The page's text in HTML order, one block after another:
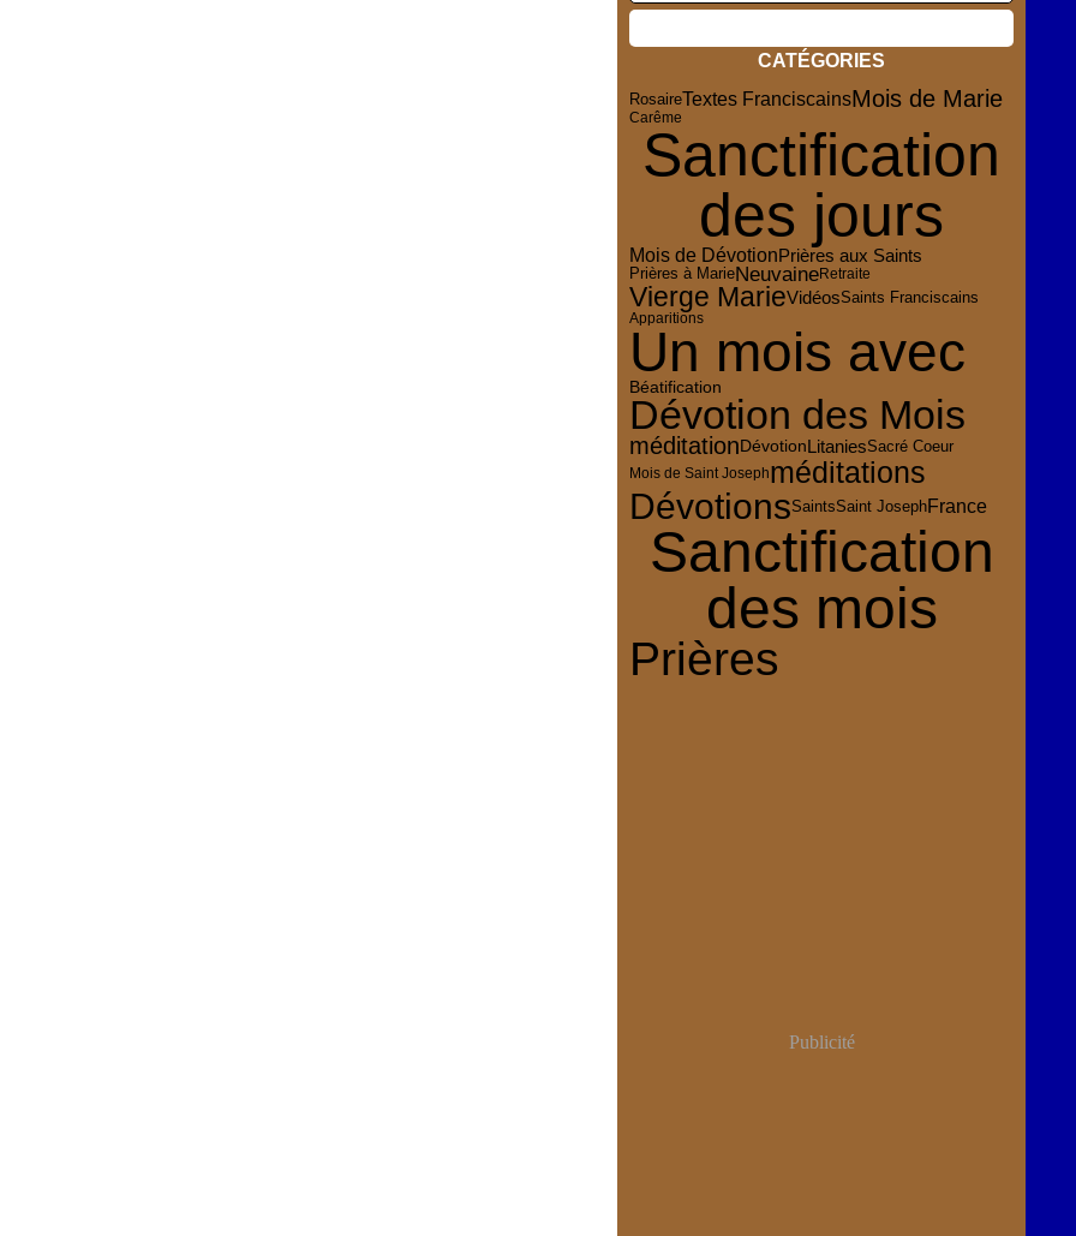
CATÉGORIES
RosaireTextes FranciscainsMois de Marie
Carême
Sanctification
des jours
Mois de DévotionPrières aux Saints
Prières à MarieNeuvaineRetraite
Vierge MarieVidéosSaints Franciscains
Apparitions
Un mois avec
Béatification
Dévotion des Mois
méditationDévotionLitaniesSacré Coeur
Mois de Saint Josephméditations
DévotionsSaintsSaint JosephFrance
Sanctification
des mois
Prières
Publicité